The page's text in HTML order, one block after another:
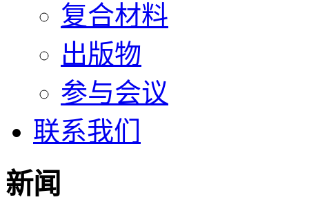
复合材料
出版物
参与会议
联系我们
新闻